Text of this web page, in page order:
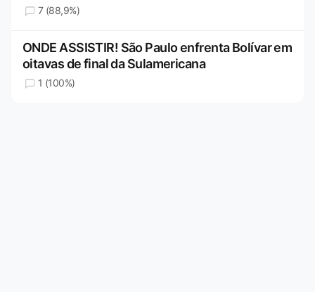
7 (88,9%)
ONDE ASSISTIR! São Paulo enfrenta Bolívar em
oitavas de final da Sulamericana
1 (100%)